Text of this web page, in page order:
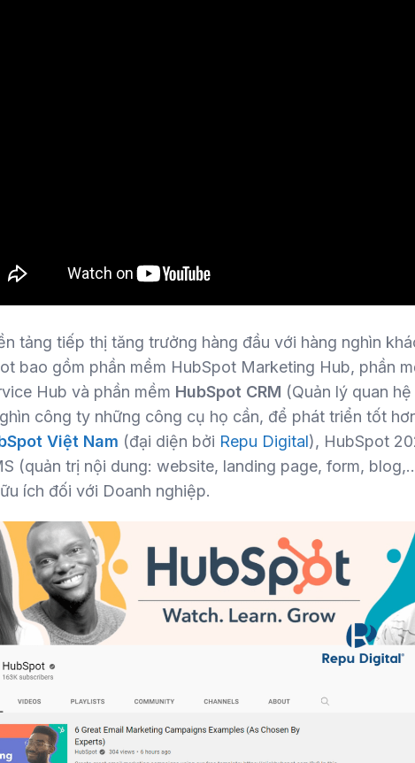
tảng tiếp thị tăng trưởng hàng đầu với hàng nghìn
bao gồm phần mềm HubSpot Marketing Hub, phần
Hub và phần mềm HubSpot CRM (Quản lý quan
công ty những công cụ họ cần, để phát triển tốt
Việt Nam (đại diện bởi Repu Digital), HubSpot
(quản trị nội dung: website, landing page, form,
ích đối với Doanh nghiệp.